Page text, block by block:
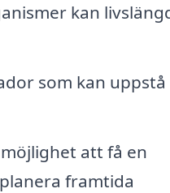
kan
som kan
att få en
framtida